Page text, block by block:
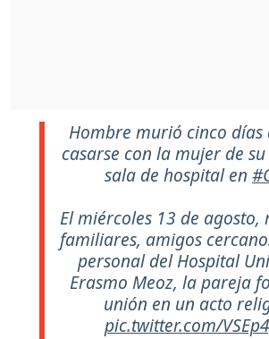
Hombre murió cinco días
casarse con la mujer de
sala de hospital en
El miércoles 13 de agosto,
familiares, amigos
personal del Hospital
Erasmo Meoz, la pareja
unión en un acto
pic.twitter.com/